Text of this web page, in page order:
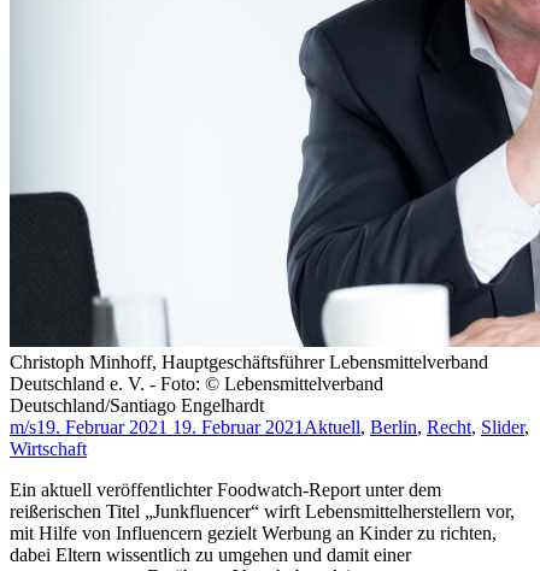
Christoph Minhoff, Hauptgeschäftsführer Lebensmittelverband
Deutschland e. V. - Foto: © Lebensmittelverband
Deutschland/Santiago Engelhardt
m/s19. Februar 2021 19. Februar 2021 Aktuell, Berlin, Recht, Slider,
Wirtschaft
Ein aktuell veröffentlichter Foodwatch-Report unter dem
reißerischen Titel „Junkfluencer“ wirft Lebensmittelherstellern vor,
mit Hilfe von Influencern gezielt Werbung an Kinder zu richten,
dabei Eltern wissentlich zu umgehen und damit einer